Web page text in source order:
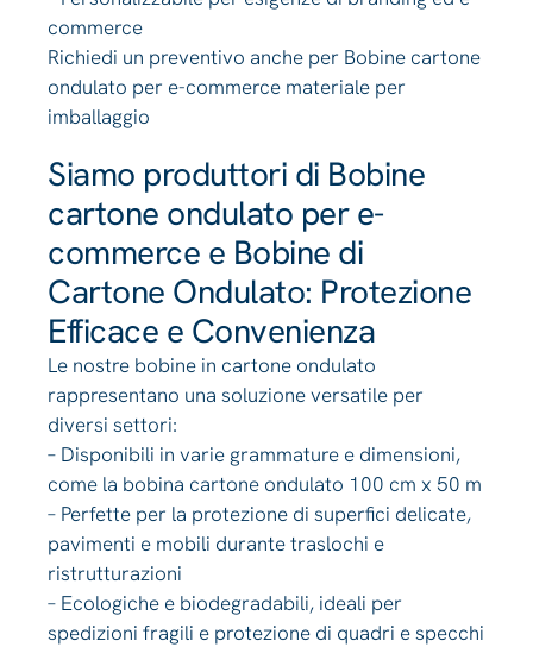
commerce
Richiedi un preventivo anche per Bobine cartone
ondulato per e-commerce materiale per
imballaggio
Siamo produttori di Bobine
cartone ondulato per e-
commerce e Bobine di
Cartone Ondulato: Protezione
Efficace e Convenienza
Le nostre bobine in cartone ondulato
rappresentano una soluzione versatile per
diversi settori:
– Disponibili in varie grammature e dimensioni,
come la bobina cartone ondulato 100 cm x 50 m
– Perfette per la protezione di superfici delicate,
pavimenti e mobili durante traslochi e
ristrutturazioni
– Ecologiche e biodegradabili, ideali per
spedizioni fragili e protezione di quadri e specchi